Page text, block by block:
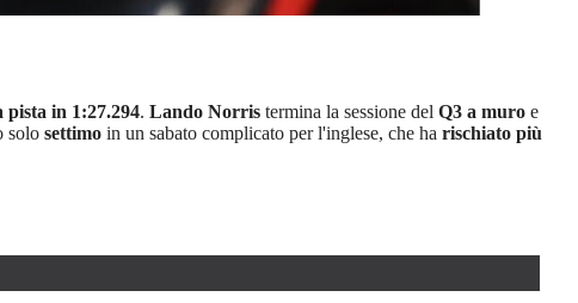
pista in 1:27.294. Lando Norris termina la sessione del Q3 a muro e
solo settimo in un sabato complicato per l'inglese, che ha rischiato più